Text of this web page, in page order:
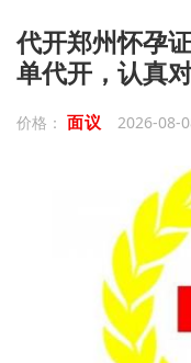
代开郑州怀孕
单代开，认真
价格： 面议 2026-08-